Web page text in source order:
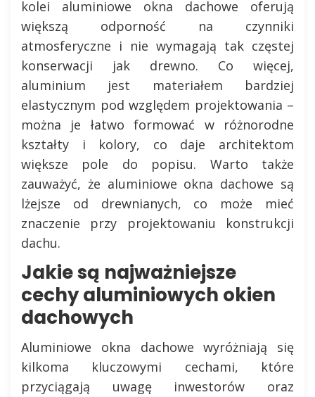
kolei aluminiowe okna dachowe oferują
większą odporność na czynniki
atmosferyczne i nie wymagają tak częstej
konserwacji jak drewno. Co więcej,
aluminium jest materiałem bardziej
elastycznym pod względem projektowania –
można je łatwo formować w różnorodne
kształty i kolory, co daje architektom
większe pole do popisu. Warto także
zauważyć, że aluminiowe okna dachowe są
lżejsze od drewnianych, co może mieć
znaczenie przy projektowaniu konstrukcji
dachu.
Jakie są najważniejsze
cechy aluminiowych okien
dachowych
Aluminiowe okna dachowe wyróżniają się
kilkoma kluczowymi cechami, które
przyciągają uwagę inwestorów oraz